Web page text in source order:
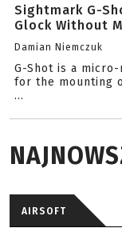
Sightmark G-
Glock Without
Damian Niemczuk
G-Shot is a
for the mounting
...
AIRSOFT